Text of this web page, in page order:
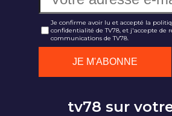
Je confirme avoir lu et accepté la
confidentialité de TV78, et j'accepte de
communications de TV78.
tv78 sur